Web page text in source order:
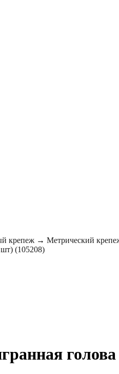
крепеж → Метрический
(105208)